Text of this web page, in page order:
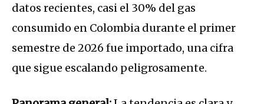
datos recientes, casi el 30% del gas
consumido en Colombia durante el primer
semestre de 2026 fue importado, una cifra
que sigue escalando peligrosamente.